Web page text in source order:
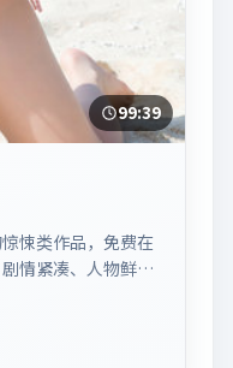
99:39
悚类作品，免费在
情紧凑、人物鲜